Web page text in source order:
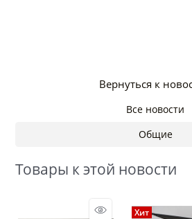
Вернуться к
Все новости
Общие
Товары к этой новости
Хит